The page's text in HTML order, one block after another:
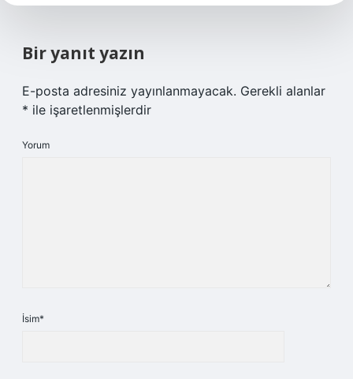
Bir yanıt yazın
E-posta adresiniz yayınlanmayacak. Gerekli alanlar
* ile işaretlenmişlerdir
Yorum
İsim*